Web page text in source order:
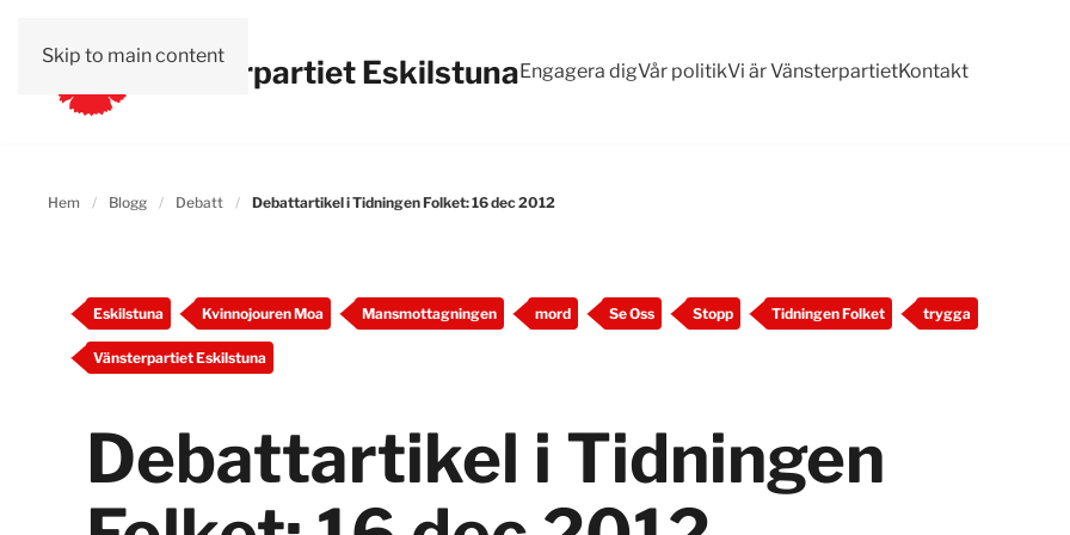
Skip to main contentVänsterpartiet EskilstunaEngagera digVår politikVi är VänsterpartietKontakt
Hem Blogg Debatt Debattartikel i Tidningen Folket: 16 dec 2012
Eskilstuna Kvinnojouren Moa Mansmottagningen mord Se Oss Stopp Tidningen Folket trygga
Vänsterpartiet Eskilstuna
Debattartikel i Tidningen